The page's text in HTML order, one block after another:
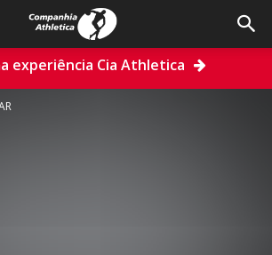
experiência Cia Athletica